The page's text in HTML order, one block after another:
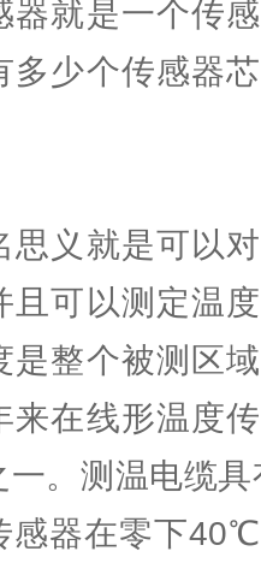
器就是一个传
多少个传感器
思义就是可以
且可以测定温
是整个被测区
来在线形温度
。测温电缆
感器在零下